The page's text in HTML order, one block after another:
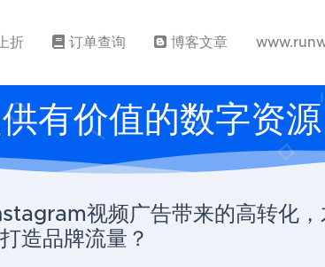
折 订单查询 博客文章
有价值的数字资源
视频广告带来的高转化
造品牌流量？